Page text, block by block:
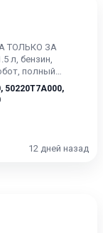
ТОЛЬКО ЗА
л, бензин,
полный
без пробега...
, 50220T7A000,
12 дней назад